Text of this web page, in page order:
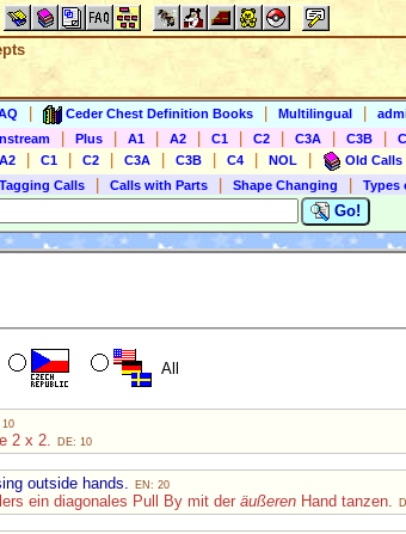
Ceder Chest Definition Books Multilingual
Plus A1 A2 C1 C2 C3A C3B
A2 C1 C2 C3A C3B C4 NOL Old Calls
Tagging Calls Calls with Parts Shape Changing
Types
Go!
All
10
2 x 2. DE: 10
outside hands. EN: 20
ein diagonales Pull By mit der äußeren Hand tanzen.